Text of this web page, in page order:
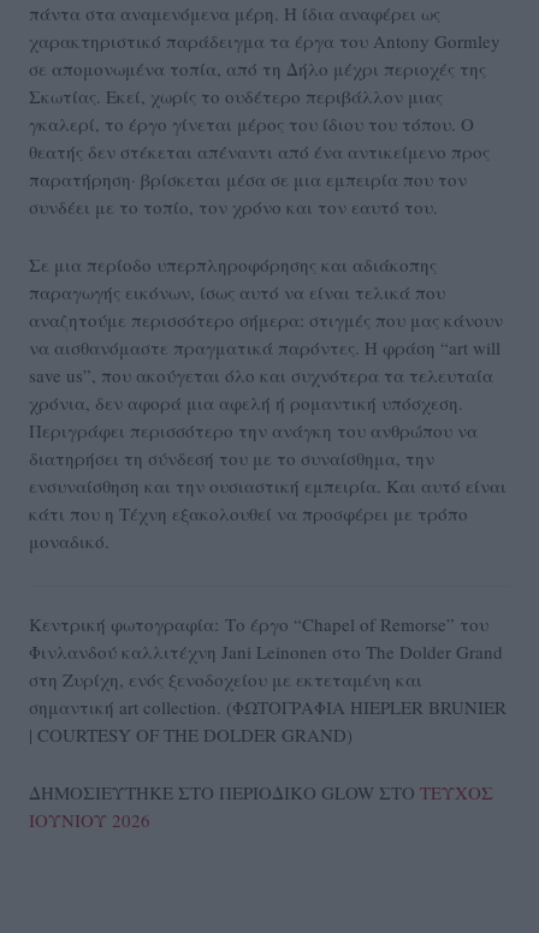
πάντα στα αναμενόμενα μέρη. Η ίδια αναφέρει ως
χαρακτηριστικό παράδειγμα τα έργα του Antony Gormley
σε απομονωμένα τοπία, από τη Δήλο μέχρι περιοχές της
Σκωτίας. Εκεί, χωρίς το ουδέτερο περιβάλλον μιας
γκαλερί, το έργο γίνεται μέρος του ίδιου του τόπου. Ο
θεατής δεν στέκεται απέναντι από ένα αντικείμενο προς
παρατήρηση· βρίσκεται μέσα σε μια εμπειρία που τον
συνδέει με το τοπίο, τον χρόνο και τον εαυτό του.
Σε μια περίοδο υπερπληροφόρησης και αδιάκοπης
παραγωγής εικόνων, ίσως αυτό να είναι τελικά που
αναζητούμε περισσότερο σήμερα: στιγμές που μας κάνουν
να αισθανόμαστε πραγματικά παρόντες. Η φράση “art will
save us”, που ακούγεται όλο και συχνότερα τα τελευταία
χρόνια, δεν αφορά μια αφελή ή ρομαντική υπόσχεση.
Περιγράφει περισσότερο την ανάγκη του ανθρώπου να
διατηρήσει τη σύνδεσή του με το συναίσθημα, την
ενσυναίσθηση και την ουσιαστική εμπειρία. Και αυτό είναι
κάτι που η Τέχνη εξακολουθεί να προσφέρει με τρόπο
μοναδικό.
Κεντρική φωτογραφία: Το έργο “Chapel of Remorse” του
Φινλανδού καλλιτέχνη Jani Leinonen στο The Dolder Grand
στη Ζυρίχη, ενός ξενοδοχείου με εκτεταμένη και
σημαντική art collection. (ΦΩΤΟΓΡΑΦΙΑ HIEPLER BRUNIER
| COURTESY OF THE DOLDER GRAND)
ΔΗΜΟΣΙΕΥΤΗΚΕ ΣΤΟ ΠΕΡΙΟΔΙΚΟ GLOW ΣΤΟ ΤΕΥΧΟΣ
ΙΟΥΝΙΟΥ 2026